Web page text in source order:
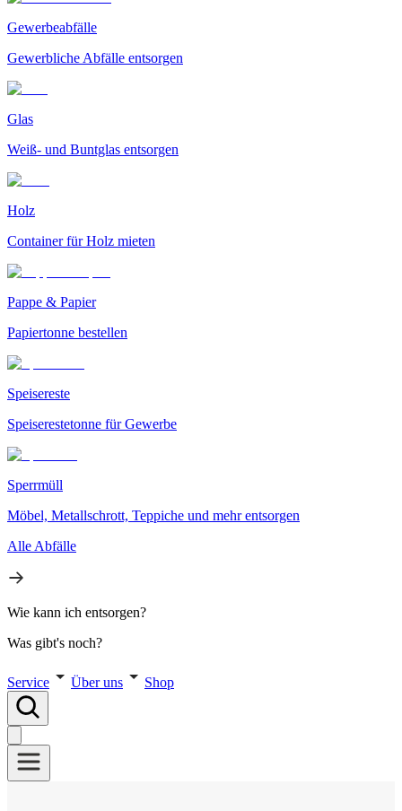
Gewerbeabfälle
Gewerbliche Abfälle entsorgen
Glas
Weiß- und Buntglas entsorgen
Holz
Container für Holz mieten
Pappe & Papier
Papiertonne bestellen
Speisereste
Speiserestetonne für Gewerbe
Sperrmüll
Möbel, Metallschrott, Teppiche und mehr entsorgen
Alle Abfälle
Wie kann ich entsorgen?
Was gibt's noch?
Service Über uns Shop